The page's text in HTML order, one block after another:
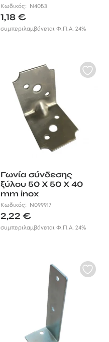
Κωδικός: N4053
1,18€
συμπεριλαμβάνεται Φ.Π.Α. 24%
Γωνία σύνδεσης
ξύλου 50 X 50 X 40
mm inox
Κωδικός: N099917
2,22€
συμπεριλαμβάνεται Φ.Π.Α. 24%